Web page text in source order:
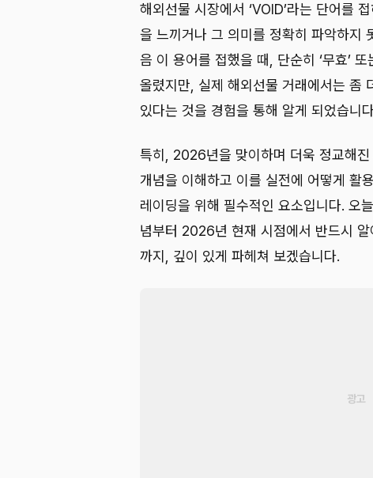
해외선물 시장에서 ‘VOID’라는 단어를
을 느끼거나 그 의미를 정확히 파악하지
음 이 용어를 접했을 때, 단순히 ‘무효’ 또
올렸지만, 실제 해외선물 거래에서는 좀
있다는 것을 경험을 통해 알게 되었습니
특히, 2026년을 맞이하며 더욱 정교해
개념을 이해하고 이를 실전에 어떻게 활
레이딩을 위해 필수적인 요소입니다. 오
념부터 2026년 현재 시점에서 반드시
까지, 깊이 있게 파헤쳐 보겠습니다.